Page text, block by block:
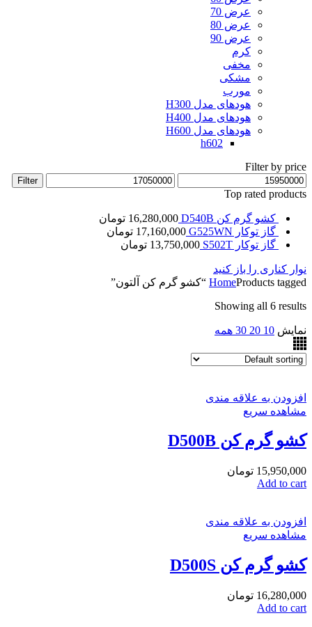
عرض 70
عرض 80
عرض 90
کرم
مخفی
مشکی
مورب
هودهای مدل H300
هودهای مدل H400
هودهای مدل H600
h602
Filter by price
Min
price
Max
price
Filter
Top rated products
کشو گرم کن D540B 16,280,000 تومان
گاز توکار G525WN
17,160,000 تومان
گاز توکار S502T
13,750,000 تومان
نوار کناری را باز کنید
HomeProducts tagged “کشو گرم کن آلتون”
Showing all 6 results
نمایش 10
20
30 همه
افزودن به علاقه مندی
مشاهده سریع
کشو گرم کن D500B
15,950,000 تومان
Add to cart
افزودن به علاقه مندی
مشاهده سریع
کشو گرم کن D500S
16,280,000 تومان
Add to cart